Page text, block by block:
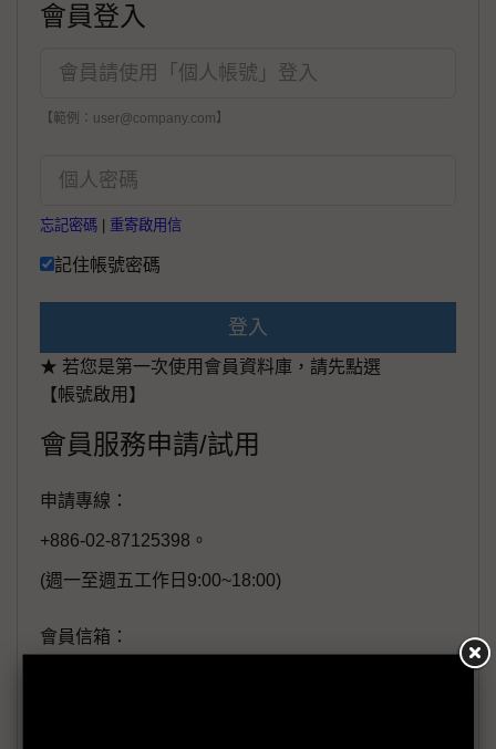
會員登入
【範例：user@company.com】
忘記密碼 重寄啟用信
記住帳號密碼
登入
★ 若您是第一次使用會員資料庫，請先點選
【帳號啟用】
會員服務申請/試用
申請專線：
+886-02-87125398。
(週一至週五工作日9:00~18:00)
會員信箱：